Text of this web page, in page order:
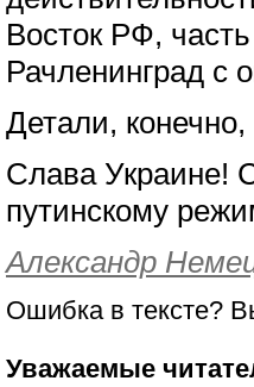
Восток РФ,
Рачленинград с
Детали,
Слава Украине!
путинскому
Александр
Ошибка в тексте?
Уважаемые